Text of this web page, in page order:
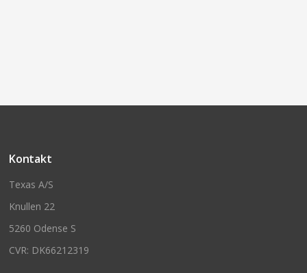
Kontakt
Texas A/S
Knullen 22
5260 Odense S
CVR: DK66212319